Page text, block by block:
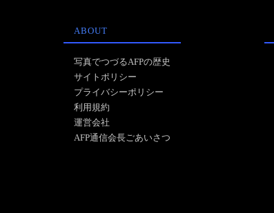
ABOUT
写真でつづるAFPの歴史
サイトポリシー
プライバシーポリシー
利用規約
運営会社
AFP通信会長ごあいさつ